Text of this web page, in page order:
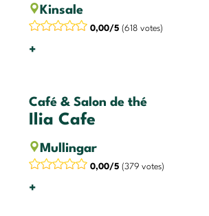
Kinsale
0,00/5 (618 votes)
+
Café & Salon de thé
Ilia Cafe
Mullingar
0,00/5 (379 votes)
+